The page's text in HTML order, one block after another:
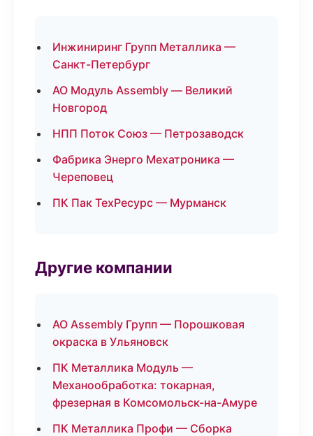
Инжиниринг Групп Металлика —
Санкт-Петербург
АО Модуль Assembly — Великий
Новгород
НПП Поток Союз — Петрозаводск
Фабрика Энерго Мехатроника —
Череповец
ПК Пак ТехРесурс — Мурманск
Другие компании
АО Assembly Групп — Порошковая
окраска в Ульяновск
ПК Металлика Модуль —
Механообработка: токарная,
фрезерная в Комсомольск-на-Амуре
ПК Металлика Профи — Сборка